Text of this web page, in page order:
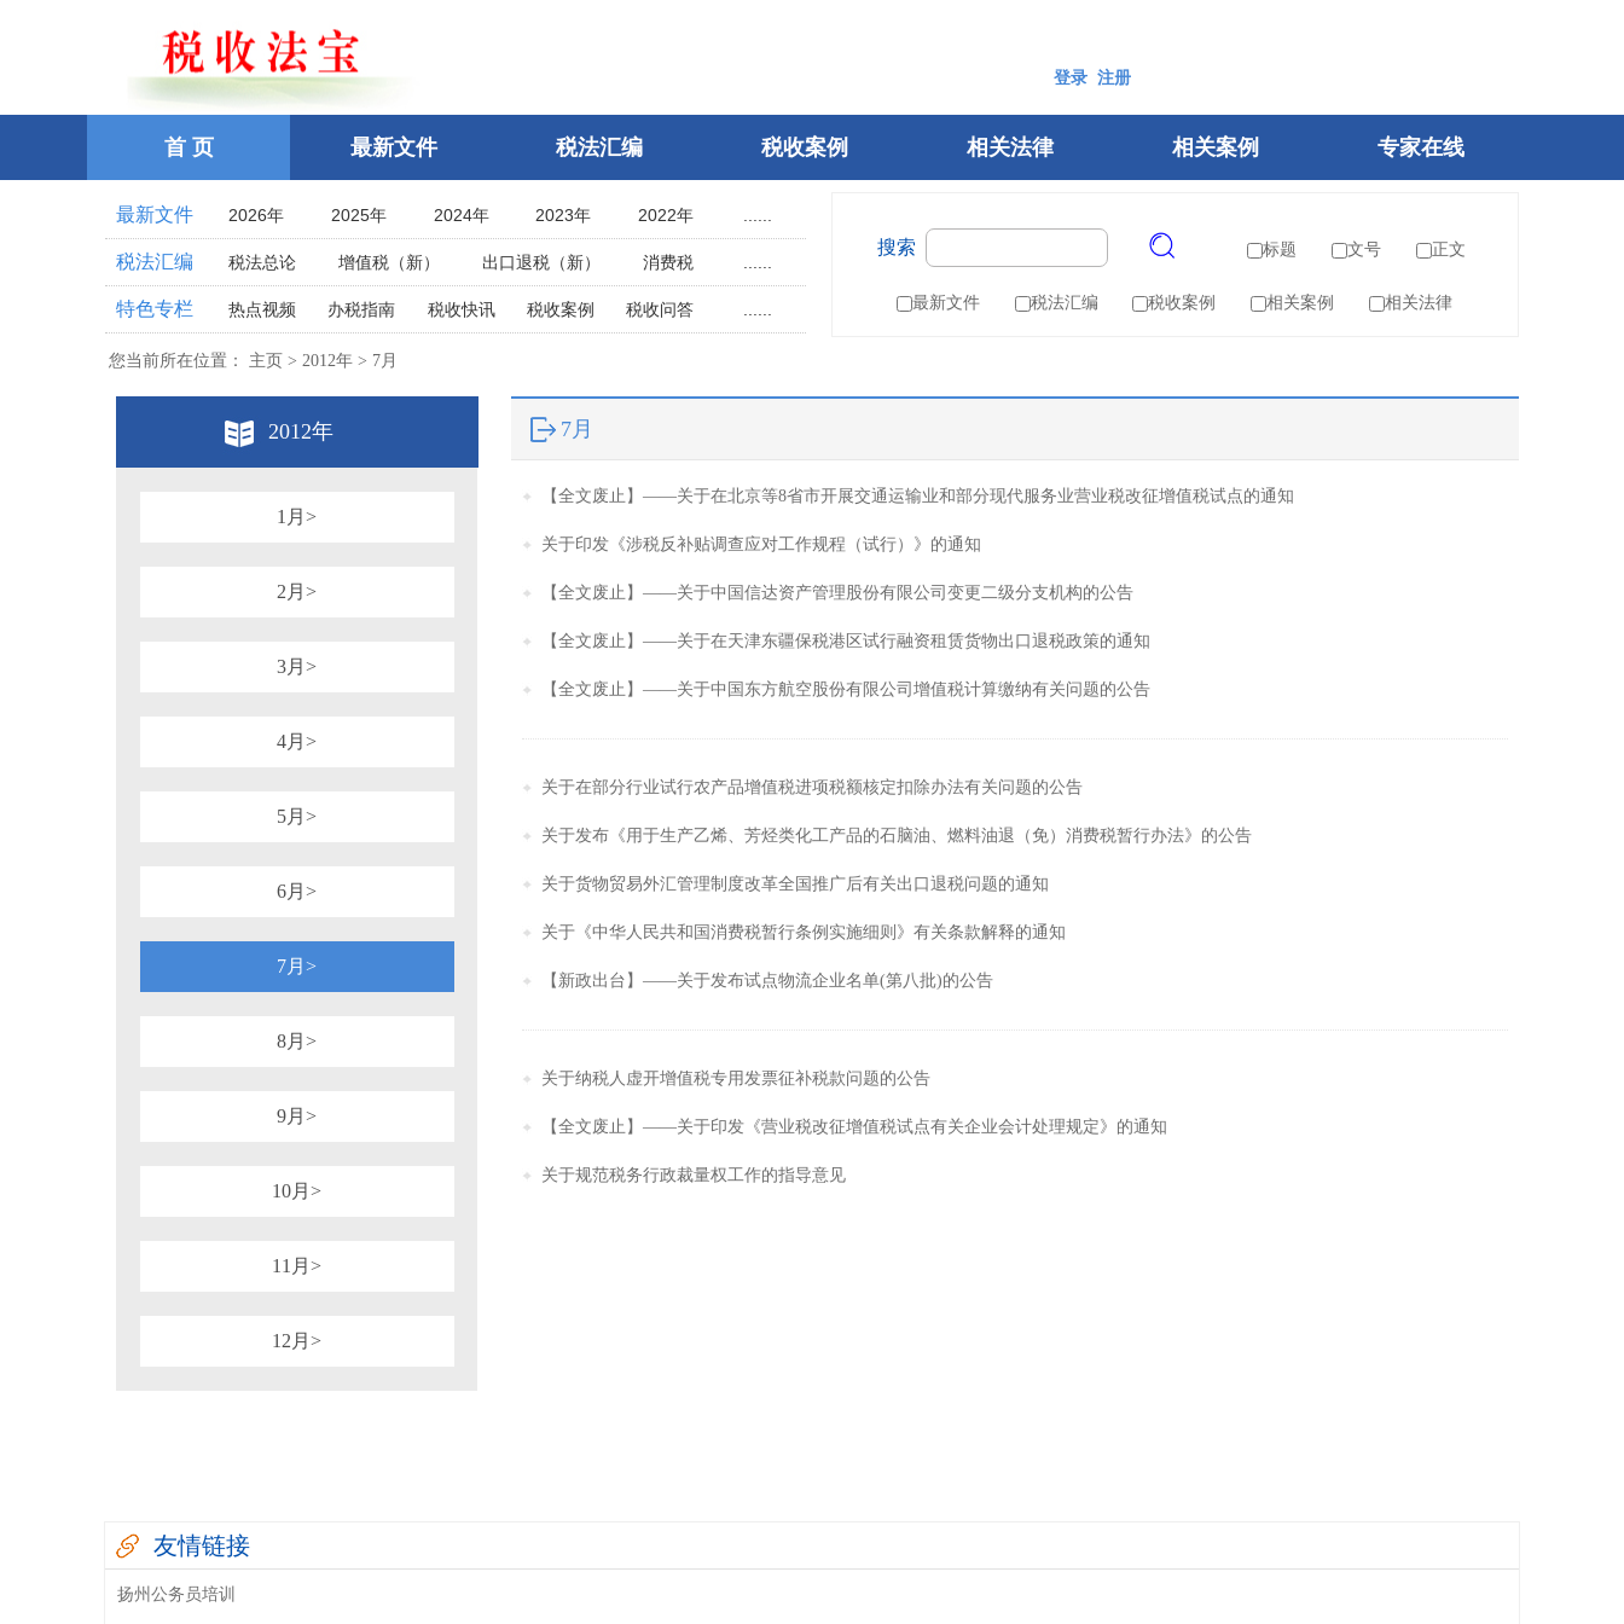
登录 注册
首 页 最新文件 税法汇编 税收案例 相关法律 相关案例 专家在线
最新文件 2026年 2025年 2024年 2023年
2022年
2021年
2020年 2019年 2018年
2017年
2016年
2015年 2014年 2013年
2012年
2011年
2010年 2009年 2008年
2007年
2006年
2005年
2001年
2000年 1999年 1998年
1997年
1996年
1995年 1993年
1991年
1990年 1989年
1983年
1982年
1954年
税法汇编 税法总论 增值税（新） 出口退税（新）
消费税
企业所得税
个人所得税 耕地占用税
土地使用税
土地增值税
房产税 契税 车辆购置税
车船税
印花税
资源税
关税法
税收立法(规章、文件、批复）
税务行政公开
税务强制措施、强制执行
涉税专业服务
可持续披露准则
政府会计准则
重点行业税收政策汇编
特色专栏 热点视频 办税指南 税收快讯 税收案例
税收问答
全国统一规范电子税务局
自然人电子税务局
搜索 标题 文号 正文
最新文件 税法汇编 税收案例 相关案例 相关法律
您当前所在位置： 主页 > 2012年 > 7月
2012年
1月>
2月>
3月>
4月>
5月>
6月>
7月>
8月>
9月>
10月>
11月>
12月>
7月
【全文废止】——关于在北京等8省市开展交通运输业和部分现代服务业营业税改征增值税试点的通知
关于印发《涉税反补贴调查应对工作规程（试行）》的通知
【全文废止】——关于中国信达资产管理股份有限公司变更二级分支机构的公告
【全文废止】——关于在天津东疆保税港区试行融资租赁货物出口退税政策的通知
【全文废止】——关于中国东方航空股份有限公司增值税计算缴纳有关问题的公告
关于在部分行业试行农产品增值税进项税额核定扣除办法有关问题的公告
关于发布《用于生产乙烯、芳烃类化工产品的石脑油、燃料油退（免）消费税暂行办法》的公告
关于货物贸易外汇管理制度改革全国推广后有关出口退税问题的通知
关于《中华人民共和国消费税暂行条例实施细则》有关条款解释的通知
【新政出台】——关于发布试点物流企业名单(第八批)的公告
关于纳税人虚开增值税专用发票征补税款问题的公告
【全文废止】——关于印发《营业税改征增值税试点有关企业会计处理规定》的通知
关于规范税务行政裁量权工作的指导意见
友情链接
扬州公务员培训